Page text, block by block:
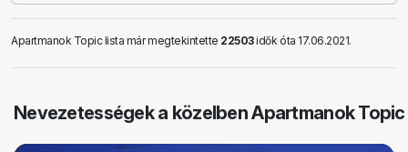
Apartmanok Topic lista már megtekintette 22503idők óta 17.06.2021.
Nevezetességek a közelben Apartmanok Topic